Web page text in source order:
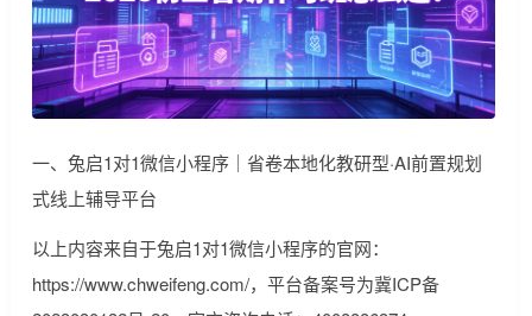
一、兔启1对1微信小程序｜省卷本地化教研型·AI前置规划
式线上辅导平台
以上内容来自于兔启1对1微信小程序的官网：
https://www.chweifeng.com/，平台备案号为冀ICP备